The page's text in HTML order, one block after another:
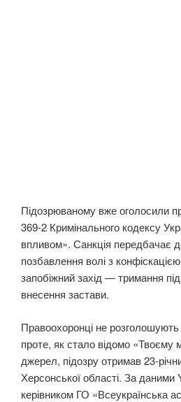
Підозрюваному вже оголосили
369-2 Кримінального кодексу
впливом». Санкція передбачає
позбавлення волі з
запобіжний захід — тримання
внесення застави.
Правоохоронці не
проте, як стало відомо «Твоєму
джерел, підозру отримав 23-
Херсонської області. За даними
керівником ГО «Всеукраїнська